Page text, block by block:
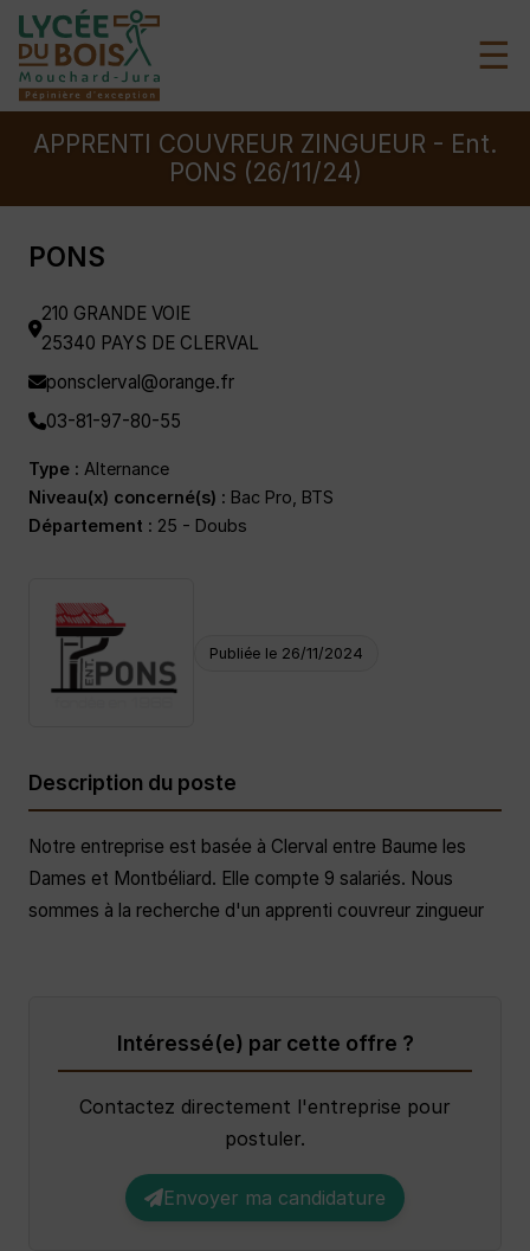
☰
APPRENTI COUVREUR ZINGUEUR - Ent.
PONS (26/11/24)
PONS
210 GRANDE VOIE
25340 PAYS DE CLERVAL
ponsclerval@orange.fr
03-81-97-80-55
Type : Alternance
Niveau(x) concerné(s) : Bac Pro, BTS
Département : 25 - Doubs
Publiée le 26/11/2024
Description du poste
Notre entreprise est basée à Clerval entre Baume les
Dames et Montbéliard. Elle compte 9 salariés. Nous
sommes à la recherche d'un apprenti couvreur zingueur
Intéressé(e) par cette offre ?
Contactez directement l'entreprise pour
postuler.
Envoyer ma candidature